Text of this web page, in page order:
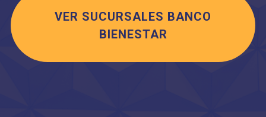
VER SUCURSALES BANCO
BIENESTAR